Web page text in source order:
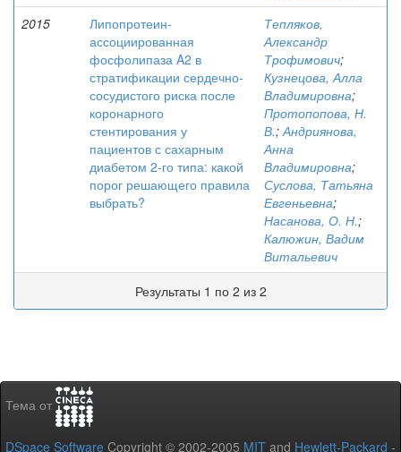
2015
Липопротеин-
ассоциированная
фосфолипаза A2 в
стратификации сердечно-
сосудистого риска после
коронарного
стентирования у
пациентов с сахарным
диабетом 2-го типа: какой
порог решающего правила
выбрать?
Тепляков,
Александр
Трофимович;
Кузнецова, Алла
Владимировна;
Протопопова, Н.
В.;Андриянова,
Анна
Владимировна;
Суслова, Татьяна
Евгеньевна;
Насанова, О. Н.;
Калюжин, Вадим
Витальевич
Результаты 1 по 2 из 2
Тема от
DSpace Software Copyright © 2002-2005 MIT and Hewlett-Packard -